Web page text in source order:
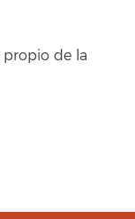
propio de la